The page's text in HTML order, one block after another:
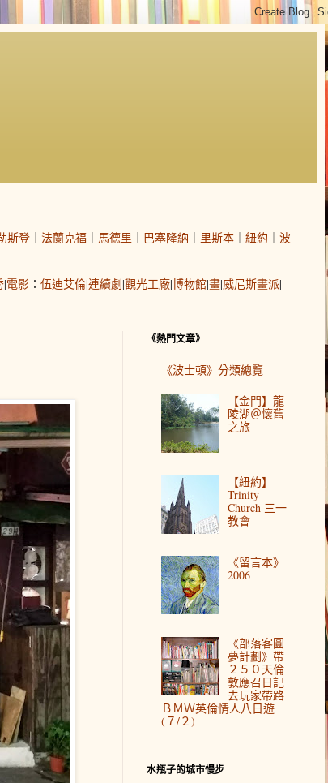
斯登 ｜ 法蘭克福 ｜ 馬德里 ｜ 巴塞隆納 ｜ 里斯本 ｜ 紐約 ｜ 波
|電影 ： 伍迪艾倫|連續劇|觀光工廠|博物館|畫|威尼斯畫派|
《熱門文章》
《波士頓》分類總覽
【金門】龍
陵湖＠懷舊
之旅
【紐約】
Trinity
Church 三一
教會
《留言本》
2006
《部落客圓
夢計劃》帶
２５０天倫
敦應召日記
去玩家帶路
ＢＭＷ英倫情人八日遊
(７/２)
水瓶子的城市慢步